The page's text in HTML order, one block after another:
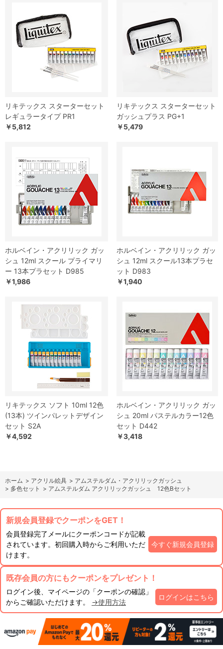
リキテックス スターターセット
レギュラータイプ PR1
￥5,812
リキテックス スターターセット
ガッシュプラス PG+1
￥5,479
ホルベイン・アクリリック ガッ
シュ 12ml スクール プライマリ
ー 13本プラセット D985
￥1,986
ホルベイン・アクリリック ガッ
シュ 12ml スクール13本プラセ
ット D983
￥1,940
リキテックス ソフト 10ml 12色
(13本) ツインパレットデザイン
セット S2A
￥4,592
ホルベイン・アクリリック ガッ
シュ 20ml パステルカラー12色
セット D442
￥3,418
ホーム > アクリル絵具 > アムステルダム・アクリリックガッシュ
> 多色セット > アムステルダム アクリリックガッシュ 12色Bセット
新規会員登録でクーポンをGET！
会員登録完了メールにクーポンコードが記載
されています。初回購入時からご利用いただ
けます。
今すぐ新規会員登録
既存会員の方にもクーポンをプレゼント！
ログイン後、マイページの「クーポンの確認」
からご確認いただけます。 →使用方法
ログインはこちら